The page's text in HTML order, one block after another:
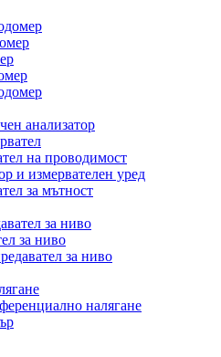
анализатор
на проводимост
и измервателен уред
за мътност
за ниво
за ниво
за ниво
налягане